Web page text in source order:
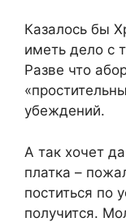
Казалось бы
иметь дело с
Разве что
убеждений.
А так хочет
платка –
поститься по
получится.